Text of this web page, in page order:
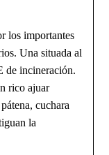
los importantes
Una situada al
de incineración.
rico ajuar
cuchara
la